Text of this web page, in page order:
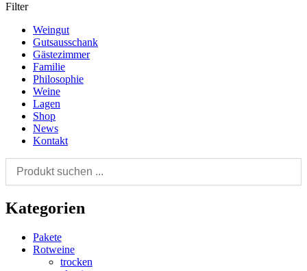
Filter
Weingut
Gutsausschank
Gästezimmer
Familie
Philosophie
Weine
Lagen
Shop
News
Kontakt
Kategorien
Pakete
Rotweine
trocken